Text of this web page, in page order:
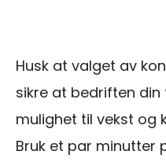
Husk at valget av
sikre at bedriften
mulighet til vekst og
Bruk et par minutter